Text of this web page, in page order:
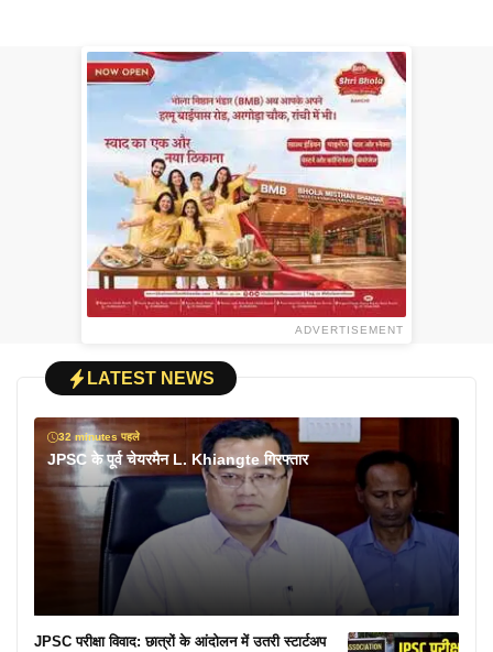
ADVERTISEMENT
LATEST NEWS
32 minutes पहले
JPSC के पूर्व चेयरमैन L. Khiangte गिरफ्तार
JPSC परीक्षा विवाद: छात्रों के आंदोलन में उतरी स्टार्टअप